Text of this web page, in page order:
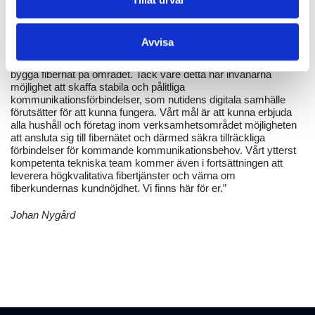
Avvisa
till snabbt och pålitligt internet. Inte minst i dessa undantagstider
finns det ett stort behov av att kunna jobba, studera och fungera
online både i städer och på glesbygd. Det är en stor fördel för
närregionen att ha en stabil, lokal aktör som bär ansvar för att
bygga fibernät på området. Tack vare detta har invånarna
möjlighet att skaffa stabila och pålitliga
kommunikationsförbindelser, som nutidens digitala samhälle
förutsätter för att kunna fungera. Vårt mål är att kunna erbjuda
alla hushåll och företag inom verksamhetsområdet möjligheten
att ansluta sig till fibernätet och därmed säkra tillräckliga
förbindelser för kommande kommunikationsbehov. Vårt ytterst
kompetenta tekniska team kommer även i fortsättningen att
leverera högkvalitativa fibertjänster och värna om
fiberkundernas kundnöjdhet. Vi finns här för er.”
Johan Nygård